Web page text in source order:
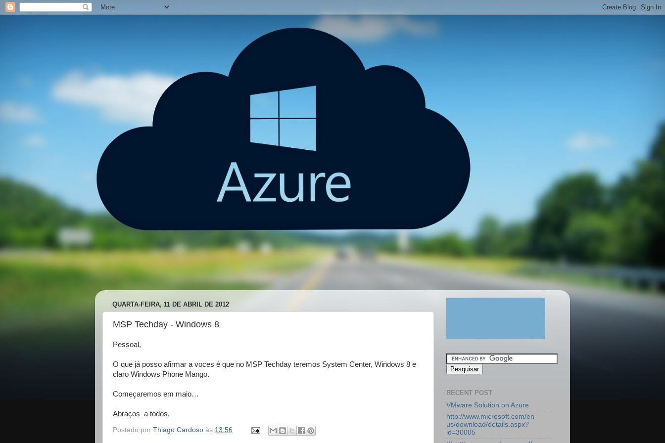
QUARTA-FEIRA, 11 DE ABRIL DE 2012
MSP Techday - Windows 8
Pessoal,
O que já posso afirmar a voces é que no MSP Techday teremos System Center, Windows 8 e
claro Windows Phone Mango.
Começaremos em maio…
Abraços a todos.
Postado por Thiago Cardoso às 13:56
RECENT POST
VMware Solution on Azure
http://www.microsoft.com/en-
us/download/details.aspx?
id=30005